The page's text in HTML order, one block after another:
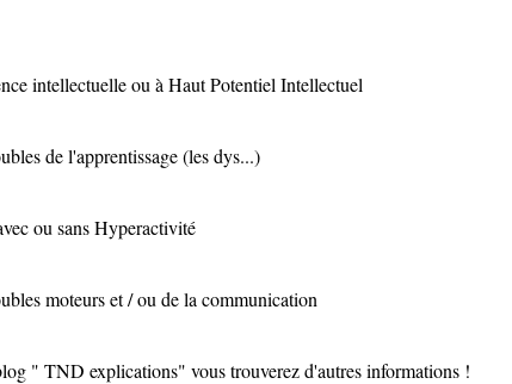
intellectuelle ou à Haut Potentiel Intellectuel
de l'apprentissage (les dys...)
ou sans Hyperactivité
moteurs et / ou de la communication
" TND explications" vous trouverez d'autres informations !